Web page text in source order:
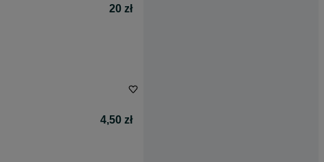
20 zł
4,50 zł